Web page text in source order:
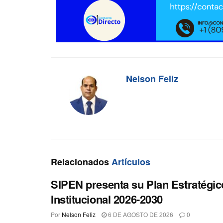
Nelson Feliz
RelacionadosArtículos
SIPEN presenta su Plan
Institucional 2026-2030
Por Nelson Feliz 6 DE AGOSTO DE 2026 0